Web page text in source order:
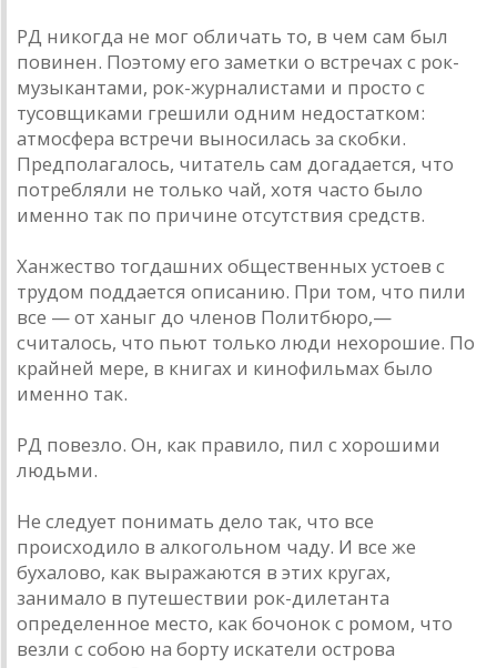
РД никогда не мог обличать то, в чем сам был
повинен. Поэтому его заметки о встречах с рок-
музыкантами, рок-журналистами и просто с
тусовщиками грешили одним недостатком:
атмосфера встречи выносилась за скобки.
Предполагалось, читатель сам догадается, что
потребляли не только чай, хотя часто было
именно так по причине отсутствия средств.
Ханжество тогдашних общественных устоев с
трудом поддается описанию. При том, что пили
все — от ханыг до членов Политбюро,—
считалось, что пьют только люди нехорошие. По
крайней мере, в книгах и кинофильмах было
именно так.
РД повезло. Он, как правило, пил с хорошими
людьми.
Не следует понимать дело так, что все
происходило в алкогольном чаду. И все же
бухалово, как выражаются в этих кругах,
занимало в путешествии рок-дилетанта
определенное место, как бочонок с ромом, что
везли с собою на борту искатели острова